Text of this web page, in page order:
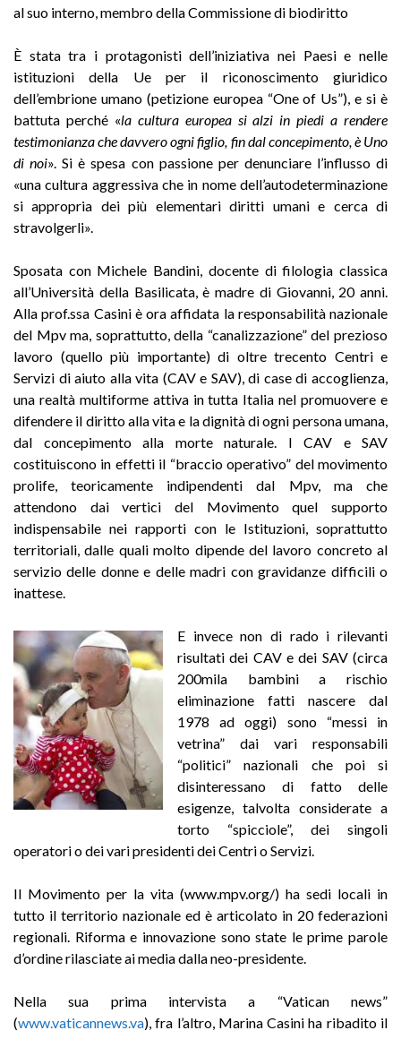
al suo interno, membro della Commissione di biodiritto
È stata tra i protagonisti dell’iniziativa nei Paesi e nelle
istituzioni della Ue per il riconoscimento giuridico
dell’embrione umano (petizione europea “One of Us”), e si è
battuta perché «la cultura europea si alzi in piedi a rendere
testimonianza che davvero ogni figlio, fin dal concepimento, è Uno
di noi». Si è spesa con passione per denunciare l’influsso di
«una cultura aggressiva che in nome dell’autodeterminazione
si appropria dei più elementari diritti umani e cerca di
stravolgerli».
Sposata con Michele Bandini, docente di filologia classica
all’Università della Basilicata, è madre di Giovanni, 20 anni.
Alla prof.ssa Casini è ora affidata la responsabilità nazionale
del Mpv ma, soprattutto, della “canalizzazione” del prezioso
lavoro (quello più importante) di oltre trecento Centri e
Servizi di aiuto alla vita (CAV e SAV), di case di accoglienza,
una realtà multiforme attiva in tutta Italia nel promuovere e
difendere il diritto alla vita e la dignità di ogni persona umana,
dal concepimento alla morte naturale. I CAV e SAV
costituiscono in effetti il “braccio operativo” del movimento
prolife, teoricamente indipendenti dal Mpv, ma che
attendono dai vertici del Movimento quel supporto
indispensabile nei rapporti con le Istituzioni, soprattutto
territoriali, dalle quali molto dipende del lavoro concreto al
servizio delle donne e delle madri con gravidanze difficili o
inattese.
E invece non di rado i rilevanti
risultati dei CAV e dei SAV (circa
200mila bambini a rischio
eliminazione fatti nascere dal
1978 ad oggi) sono “messi in
vetrina” dai vari responsabili
“politici” nazionali che poi si
disinteressano di fatto delle
esigenze, talvolta considerate a
torto “spicciole”, dei singoli
operatori o dei vari presidenti dei Centri o Servizi.
Il Movimento per la vita (www.mpv.org/) ha sedi locali in
tutto il territorio nazionale ed è articolato in 20 federazioni
regionali. Riforma e innovazione sono state le prime parole
d’ordine rilasciate ai media dalla neo-presidente.
Nella sua prima intervista a “Vatican news”
(www.vaticannews.va), fra l’altro, Marina Casini ha ribadito il